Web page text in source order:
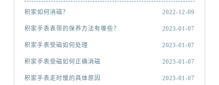
积家如何消磁？ 2022-12-09
积家手表表带的保养方法有哪些？ 2023-01-07
积家手表受磁如何处理 2023-01-07
积家手表受磁如何正确消磁 2023-01-07
积家手表走时慢的具体原因 2023-01-07